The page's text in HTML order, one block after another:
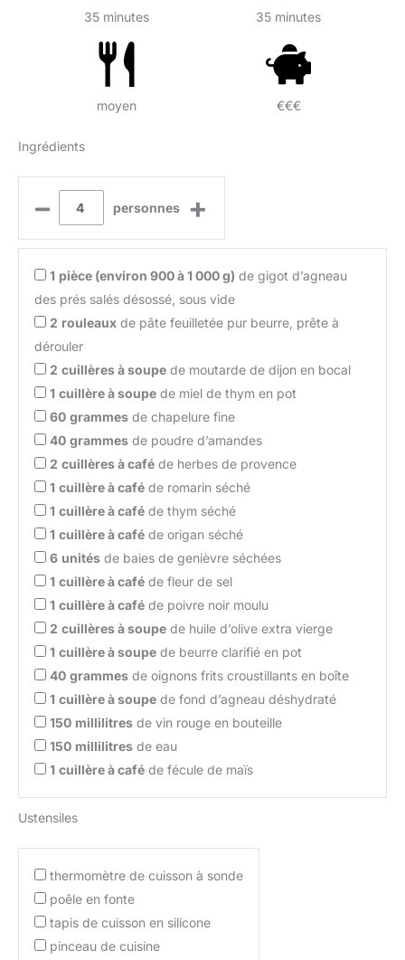
35 minutes 35 minutes
moyen €€€
Ingrédients
– personnes +
1 pièce (environ 900 à 1 000 g) de gigot d’agneau
des prés salés désossé, sous vide
2 rouleaux de pâte feuilletée pur beurre, prête à
dérouler
2 cuillères à soupe de moutarde de dijon en bocal
1 cuillère à soupe de miel de thym en pot
60 grammes de chapelure fine
40 grammes de poudre d’amandes
2 cuillères à café de herbes de provence
1 cuillère à café de romarin séché
1 cuillère à café de thym séché
1 cuillère à café de origan séché
6 unités de baies de genièvre séchées
1 cuillère à café de fleur de sel
1 cuillère à café de poivre noir moulu
2 cuillères à soupe de huile d’olive extra vierge
1 cuillère à soupe de beurre clarifié en pot
40 grammes de oignons frits croustillants en boîte
1 cuillère à soupe de fond d’agneau déshydraté
150 millilitres de vin rouge en bouteille
150 millilitres de eau
1 cuillère à café de fécule de maïs
Ustensiles
thermomètre de cuisson à sonde
poêle en fonte
tapis de cuisson en silicone
pinceau de cuisine